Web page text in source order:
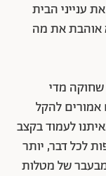
ענייני הבית
אוהבת את מה
שחוקה מדי
אמורים להקל
לעמוד בקצב
לכל דבר, יותר
מבעבר של מטלות